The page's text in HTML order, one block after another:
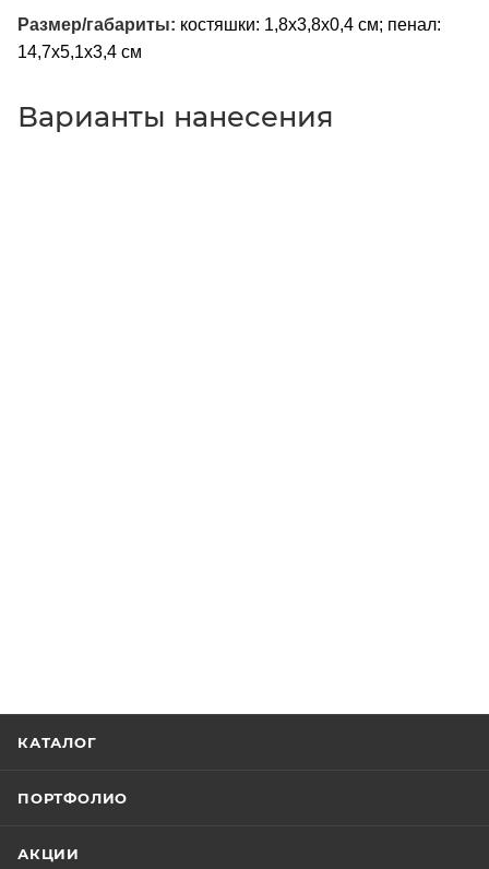
Размер/габариты: костяшки: 1,8х3,8х0,4 см; пенал:
14,7х5,1х3,4 см
Варианты нанесения
КАТАЛОГ
ПОРТФОЛИО
АКЦИИ